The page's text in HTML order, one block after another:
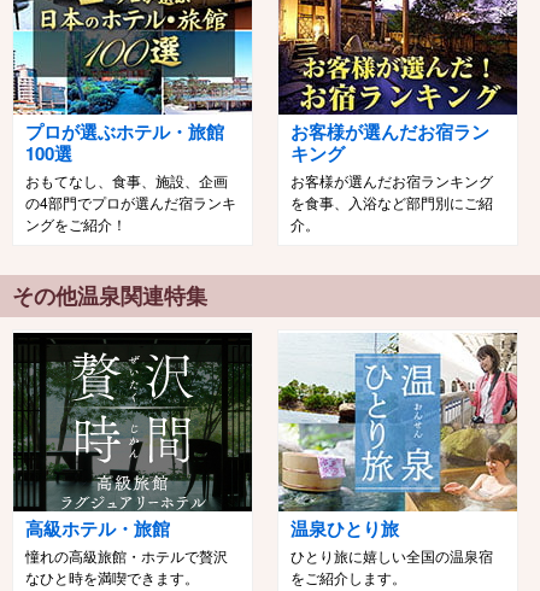
プロが選ぶホテル・旅館
100選
おもてなし、食事、施設、企画
の4部門でプロが選んだ宿ランキ
ングをご紹介！
お客様が選んだお宿ラン
キング
お客様が選んだお宿ランキング
を食事、入浴など部門別にご紹
介。
その他温泉関連特集
高級ホテル・旅館
憧れの高級旅館・ホテルで贅沢
なひと時を満喫できます。
温泉ひとり旅
ひとり旅に嬉しい全国の温泉宿
をご紹介します。